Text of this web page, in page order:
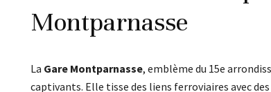
Montparnasse
La Gare Montparnasse, emblème du 15e
captivants. Elle tisse des liens ferroviaires avec